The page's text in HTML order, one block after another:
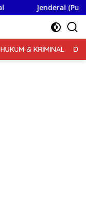
Jenderal (Purn)
HUKUM & KRIMINAL